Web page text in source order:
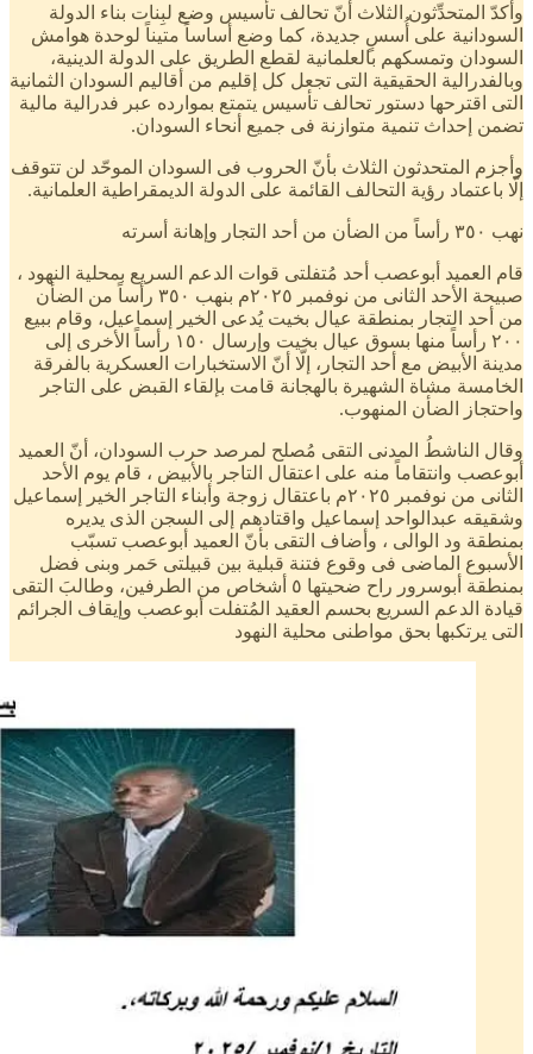
وأكدّ المتحدِّثون الثلاث أنّ تحالف تأسيس وضع لبِنات بناء الدولة
السودانية على أُسسٍ جديدة، كما وضع أساساً متيناً لوحدة هوامش
السودان وتمسكهم بالعلمانية لقطع الطريق على الدولة الدينية،
وبالفدرالية الحقيقية التى تجعل كل إقليم من أقاليم السودان الثمانية
التى اقترحها دستور تحالف تأسيس يتمتع بموارده عبر فدرالية مالية
تضمن إحداث تنمية متوازنة فى جميع أنحاء السودان.
وأجزم المتحدثون الثلاث بأنّ الحروب فى السودان الموحّد لن تتوقف
إلّا باعتماد رؤية التحالف القائمة على الدولة الديمقراطية العلمانية.
نهب ٣٥٠ رأساً من الضأن من أحد التجار وإهانة أسرته
قام العميد أبوعصب أحد مُتفلتى قوات الدعم السريع بمحلية النهود ،
صبيحة الأحد الثانى من نوفمبر ٢٠٢٥م بنهب ٣٥٠ رأساً من الضأن
من أحد التجار بمنطقة عيال بخيت يُدعى الخير إسماعيل، وقام ببيع
٢٠٠ رأساً منها بسوق عيال بخيت وإرسال ١٥٠ رأساً الأخرى إلى
مدينة الأبيض مع أحد التجار، إلّا أنّ الاستخبارات العسكرية بالفرقة
الخامسة مشاة الشهيرة بالهجانة قامت بإلقاء القبض على التاجر
واحتجاز الضأن المنهوب.
وقال الناشطُ المدنى التقى مُصلح لمرصد حرب السودان، أنّ العميد
أبوعصب وانتقاماً منه على اعتقال التاجر بالأبيض ، قام يوم الأحد
الثانى من نوفمبر ٢٠٢٥م باعتقال زوجة وأبناء التاجر الخير إسماعيل
وشقيقه عبدالواحد إسماعيل واقتادهم إلى السجن الذى يديره
بمنطقة ود الوالى ، وأضاف التقى بأنّ العميد أبوعصب تسبّب
الأسبوع الماضى فى وقوع فتنة قبلية بين قبيلتى حَمر وبنى فضل
بمنطقة أبوسرور راح ضحيتها ٥ أشخاص من الطرفين، وطالبَ التقى
قيادة الدعم السريع بحسم العقيد المُتفلت أبوعصب وإيقاف الجرائم
التى يرتكبها بحق مواطنى محلية النهود